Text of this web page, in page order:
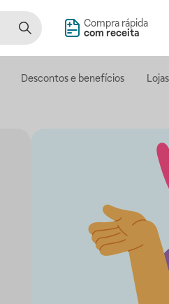
Compra rápida
com receita
Descontos e benefícios